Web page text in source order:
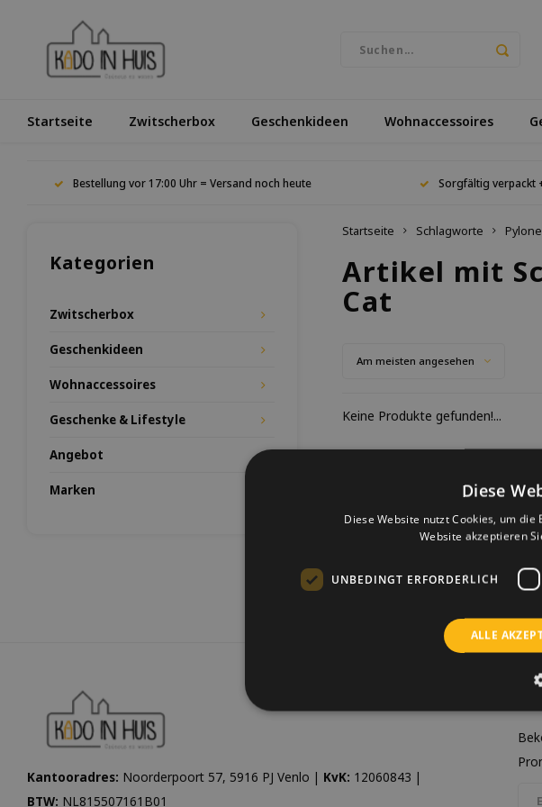
Startseite Zwitscherbox Geschenkideen Wohnaccessoires
Bestellung vor 17:00 Uhr = Versand noch heute Sorgfältig verpackt
Kategorien
Zwitscherbox
Geschenkideen
Wohnaccessoires
Geschenke & Lifestyle
Angebot
Marken
Startseite Schlagworte
Artikel mit
Cat
Am meisten angesehen
Keine Produkte gefunden!...
Kantooradres: Noorderpoort 57, 5916 PJ Venlo | KvK: 12060843 |
BTW: NL815507161B01
Diese
Diese Website nutzt Cookies, um
Website akzeptieren
UNBEDINGT ERFORDERLICH
ALLE